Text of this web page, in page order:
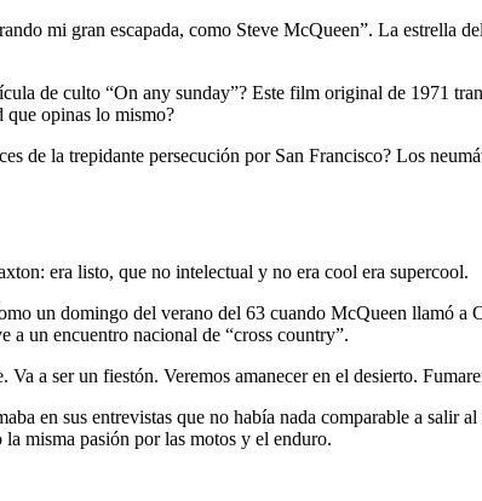
mi gran escapada, como Steve McQueen”. La estrella
de culto “On any sunday”? Este film original de 1971
que opinas lo mismo?
de la trepidante persecución por San Francisco? Los
era listo, que no intelectual y no era cool era supercool.
un domingo del verano del 63 cuando McQueen llamó a
a un encuentro nacional de “cross country”.
a ser un fiestón. Veremos amanecer en el desierto.
en sus entrevistas que no había nada comparable a salir
misma pasión por las motos y el enduro.